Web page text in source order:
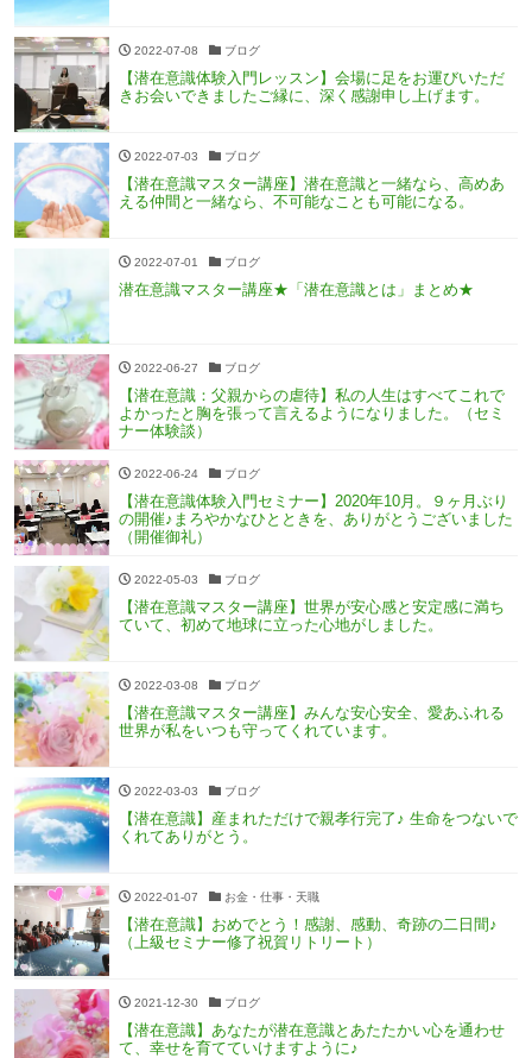
2022-07-08 ブログ
【潜在意識体験入門レッスン】会場に足をお運びいただ
きお会いできましたご縁に、深く感謝申し上げます。
2022-07-03 ブログ
【潜在意識マスター講座】潜在意識と一緒なら、高めあ
える仲間と一緒なら、不可能なことも可能になる。
2022-07-01 ブログ
潜在意識マスター講座★「潜在意識とは」まとめ★
2022-06-27 ブログ
【潜在意識：父親からの虐待】私の人生はすべてこれで
よかったと胸を張って言えるようになりました。（セミ
ナー体験談）
2022-06-24 ブログ
【潜在意識体験入門セミナー】2020年10月。９ヶ月ぶり
の開催♪まろやかなひとときを、ありがとうございました
（開催御礼）
2022-05-03 ブログ
【潜在意識マスター講座】世界が安心感と安定感に満ち
ていて、初めて地球に立った心地がしました。
2022-03-08 ブログ
【潜在意識マスター講座】みんな安心安全、愛あふれる
世界が私をいつも守ってくれています。
2022-03-03 ブログ
【潜在意識】産まれただけで親孝行完了♪ 生命をつないで
くれてありがとう。
2022-01-07 お金・仕事・天職
【潜在意識】おめでとう！感謝、感動、奇跡の二日間♪
（上級セミナー修了祝賀リトリート）
2021-12-30 ブログ
【潜在意識】あなたが潜在意識とあたたかい心を通わせ
て、幸せを育てていけますように♪